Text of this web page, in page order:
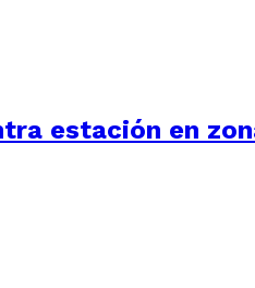
estación en